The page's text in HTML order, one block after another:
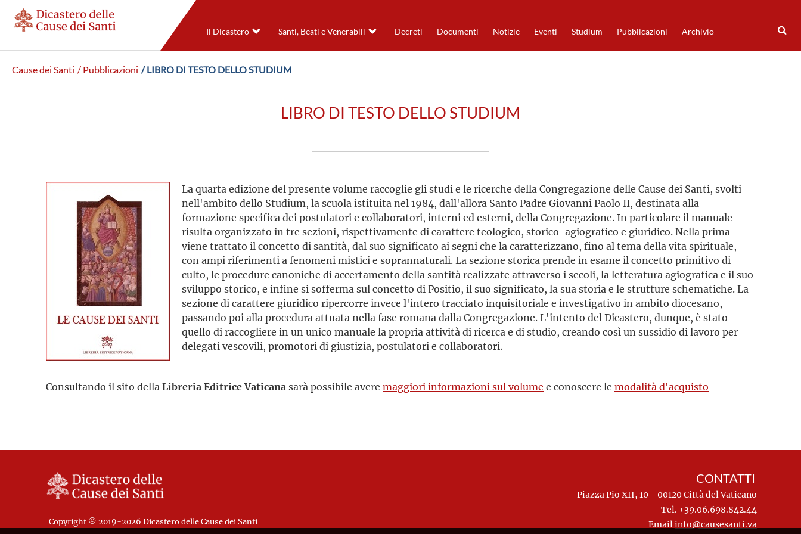
Il Dicastero Santi, Beati e Venerabili Decreti Documenti Notizie Eventi Studium Pubblicazioni Archivio
Cause dei Santi / Pubblicazioni / LIBRO DI TESTO DELLO STUDIUM
LIBRO DI TESTO DELLO STUDIUM
La quarta edizione del presente volume raccoglie gli studi e le ricerche della Congregazione delle Cause dei Santi, svolti
nell'ambito dello Studium, la scuola istituita nel 1984, dall'allora Santo Padre Giovanni Paolo II, destinata alla
formazione specifica dei postulatori e collaboratori, interni ed esterni, della Congregazione. In particolare il manuale
risulta organizzato in tre sezioni, rispettivamente di carattere teologico, storico-agiografico e giuridico. Nella prima
viene trattato il concetto di santità, dal suo significato ai segni che la caratterizzano, fino al tema della vita spirituale,
con ampi riferimenti a fenomeni mistici e soprannaturali. La sezione storica prende in esame il concetto primitivo di
culto, le procedure canoniche di accertamento della santità realizzate attraverso i secoli, la letteratura agiografica e il suo
sviluppo storico, e infine si sofferma sul concetto di Positio, il suo significato, la sua storia e le strutture schematiche. La
sezione di carattere giuridico ripercorre invece l'intero tracciato inquisitoriale e investigativo in ambito diocesano,
passando poi alla procedura attuata nella fase romana dalla Congregazione. L'intento del Dicastero, dunque, è stato
quello di raccogliere in un unico manuale la propria attività di ricerca e di studio, creando così un sussidio di lavoro per
delegati vescovili, promotori di giustizia, postulatori e collaboratori.
Consultando il sito della Libreria Editrice Vaticana sarà possibile avere maggiori informazioni sul volume e conoscere le modalità d'acquisto
Copyright © 2019-2026 Dicastero delle Cause dei Santi
CONTATTI
Piazza Pio XII, 10 - 00120 Città del Vaticano
Tel. +39.06.698.842.44
Emailinfo@causesanti.va